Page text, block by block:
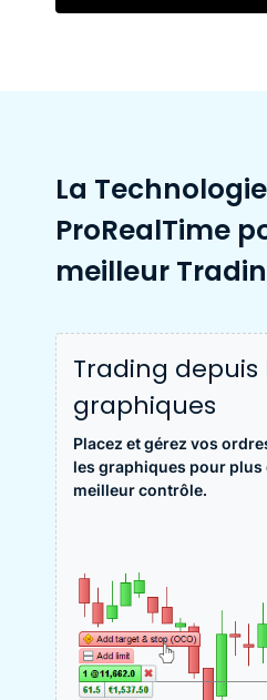
La Technologie
ProRealTime
meilleur
Trading depuis
graphiques
Placez et gérez vos
les graphiques pour plus
meilleur contrôle.